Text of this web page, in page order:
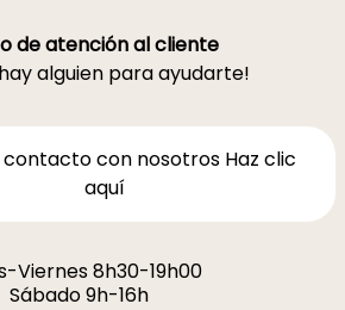
de atención al cliente
alguien para ayudarte!
contacto con nosotros Haz clic
aquí
Viernes 8h30-19h00
Sábado 9h-16h